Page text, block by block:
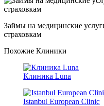
Займы на медицинские
страховкам
Похожие Клиники
Клиника Luna
Istanbul European Clinic